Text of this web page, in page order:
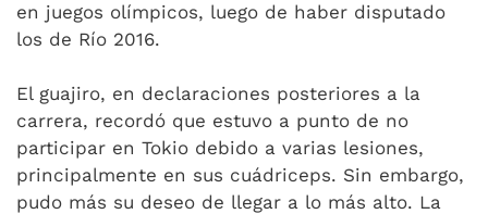
en juegos olímpicos, luego de haber disputado
los de Río 2016.
El guajiro, en declaraciones posteriores a la
carrera, recordó que estuvo a punto de no
participar en Tokio debido a varias lesiones,
principalmente en sus cuádriceps. Sin embargo,
pudo más su deseo de llegar a lo más alto. La